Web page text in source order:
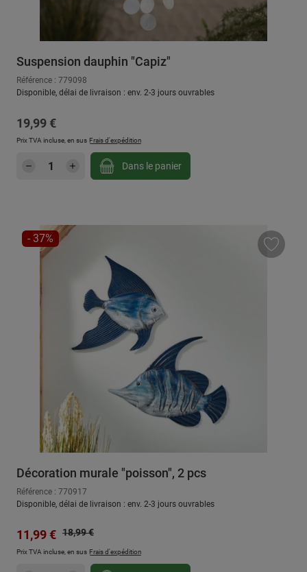
Suspension dauphin "Capiz"
Référence : 779098
Disponible, délai de livraison : env. 2-3 jours ouvrables
Prix régulier :
19,99 €
Prix TVA incluse, en sus Frais d'expédition
Quantité de produit : Entrez la quantité
Dans le panier
RÉDUCTION
- 37%
Décoration murale "poisson", 2 pcs
Référence : 770917
Disponible, délai de livraison : env. 2-3 jours ouvrables
Prix de vente :
11,99 € Prix régulier :
18,99 €
Prix TVA incluse, en sus Frais d'expédition